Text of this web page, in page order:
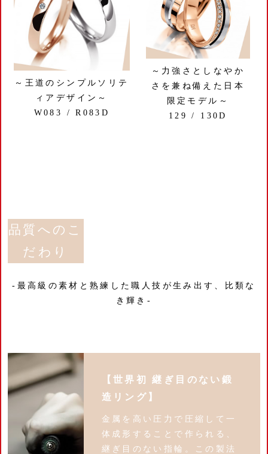
～王道のシンプルソリテ
ィアデザイン～
W083 / R083D
～力強さとしなやか
さを兼ね備えた日本
限定モデル～
129 / 130D
品質へのこ
だわり
-最高級の素材と熟練した職人技が生み出す、比類な
き輝き-
【世界初 継ぎ目のない鍛
造リング】
金属を高い圧力で圧縮して一
体成形することで作られる、
継ぎ目のない指輪。この製法